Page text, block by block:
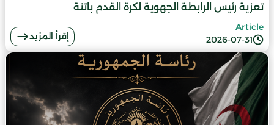
تعزية رئيس الرابطة الجهوية لكرة القدم باتنة
2026-07-31
Article
إقرأ المزيد